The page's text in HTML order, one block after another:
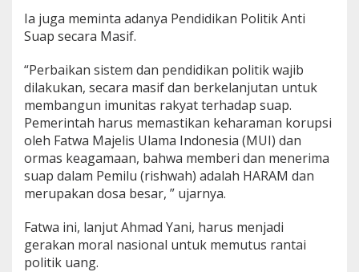
i
n
t
H
i
d
p
k
a
n
L
a
i
J
Ia juga meminta adanya Pendidikan Politik Anti
Suap secara Masif.
“Perbaikan sistem dan pendidikan politik wajib
dilakukan, secara masif dan berkelanjutan untuk
membangun imunitas rakyat terhadap suap.
Pemerintah harus memastikan keharaman korupsi
oleh Fatwa Majelis Ulama Indonesia (MUI) dan
ormas keagamaan, bahwa memberi dan menerima
suap dalam Pemilu (rishwah) adalah HARAM dan
merupakan dosa besar, ” ujarnya.
Fatwa ini, lanjut Ahmad Yani, harus menjadi
gerakan moral nasional untuk memutus rantai
politik uang.